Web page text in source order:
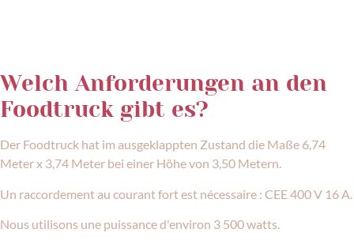
Welch Anforderungen an den
Foodtruck gibt es?
Der Foodtruck hat im ausgeklappten Zustand die Maße 6,74
Meter x 3,74 Meter bei einer Höhe von 3,50 Metern.
Un raccordement au courant fort est nécessaire : CEE 400 V 16 A.
Nous utilisons une puissance d'environ 3 500 watts.